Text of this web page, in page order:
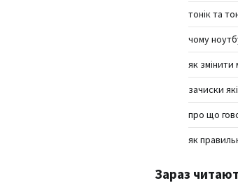
тонік та
чому
як
зачиски
про що
як
Зараз